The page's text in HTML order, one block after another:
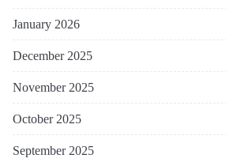
January 2026
December 2025
November 2025
October 2025
September 2025